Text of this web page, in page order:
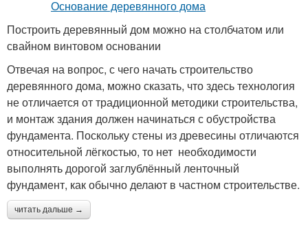
Построить деревянный дом можно на столбчатом или
свайном винтовом основании
Отвечая на вопрос, с чего начать строительство
деревянного дома, можно сказать, что здесь технология
не отличается от традиционной методики строительства,
и монтаж здания должен начинаться с обустройства
фундамента. Поскольку стены из древесины отличаются
относительной лёгкостью, то нет необходимости
выполнять дорогой заглублённый ленточный
фундамент, как обычно делают в частном строительстве.
читать дальше →